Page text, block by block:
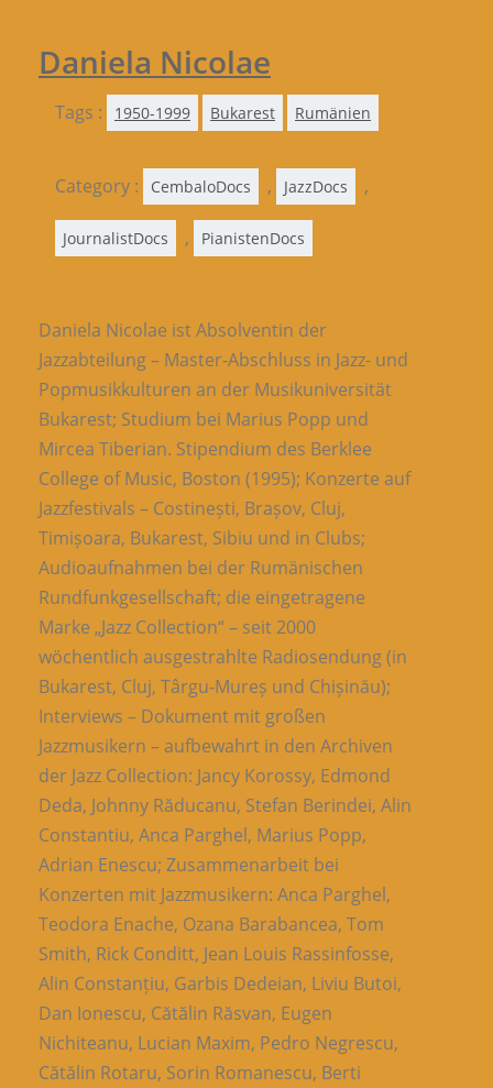
Daniela Nicolae
Tags : 1950-1999 Bukarest Rumänien
Category : CembaloDocs , JazzDocs ,
JournalistDocs , PianistenDocs
Daniela Nicolae ist Absolventin der
Jazzabteilung – Master-Abschluss in Jazz- und
Popmusikkulturen an der Musikuniversität
Bukarest; Studium bei Marius Popp und
Mircea Tiberian. Stipendium des Berklee
College of Music, Boston (1995); Konzerte auf
Jazzfestivals – Costinești, Brașov, Cluj,
Timișoara, Bukarest, Sibiu und in Clubs;
Audioaufnahmen bei der Rumänischen
Rundfunkgesellschaft; die eingetragene
Marke „Jazz Collection“ – seit 2000
wöchentlich ausgestrahlte Radiosendung (in
Bukarest, Cluj, Târgu-Mureș und Chișinău);
Interviews – Dokument mit großen
Jazzmusikern – aufbewahrt in den Archiven
der Jazz Collection: Jancy Korossy, Edmond
Deda, Johnny Răducanu, Stefan Berindei, Alin
Constantiu, Anca Parghel, Marius Popp,
Adrian Enescu; Zusammenarbeit bei
Konzerten mit Jazzmusikern: Anca Parghel,
Teodora Enache, Ozana Barabancea, Tom
Smith, Rick Conditt, Jean Louis Rassinfosse,
Alin Constanțiu, Garbis Dedeian, Liviu Butoi,
Dan Ionescu, Cătălin Răsvan, Eugen
Nichiteanu, Lucian Maxim, Pedro Negrescu,
Cătălin Rotaru, Sorin Romanescu, Berti